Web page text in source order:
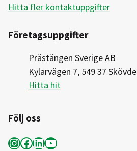
Hitta fler kontaktuppgifter
Företagsuppgifter
Prästängen Sverige AB
Kylarvägen 7, 549 37 Skövde
Hitta hit
Följ oss
InstagramFacebook LinkedIn YouTube